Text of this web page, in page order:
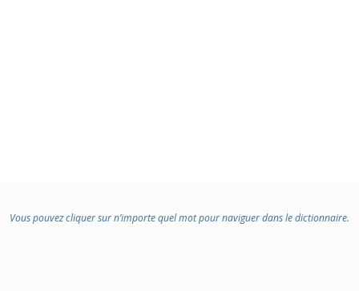
Vous pouvez cliquer sur n’importe quel mot pour naviguer dans le dictionnaire.